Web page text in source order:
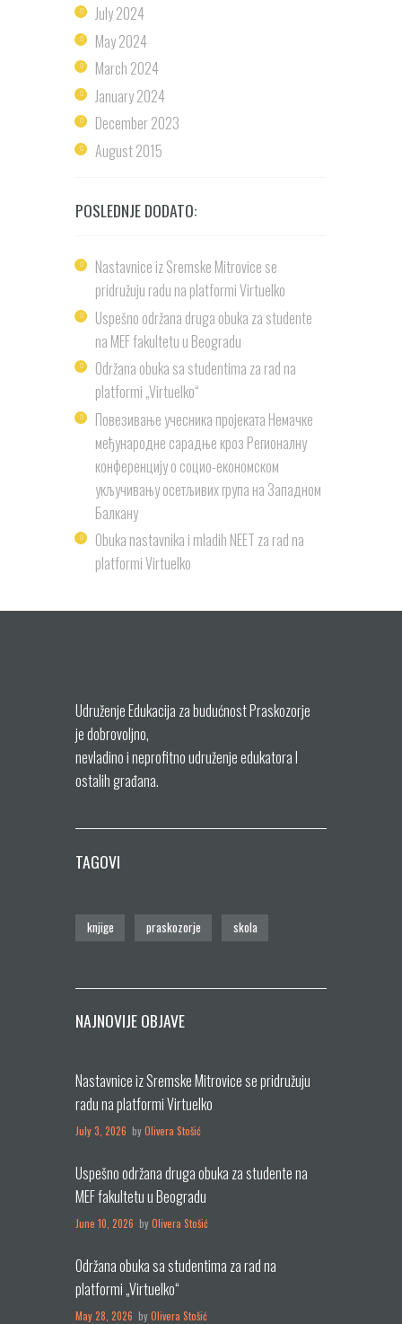
July2024
May2024
March 2024
January2024
December2023
August2015
POSLEDNJE DODATO:
Nastavnice iz Sremske Mitrovice se
pridružuju radu na platformi Virtuelko
Uspešno održana druga obuka za studente
na MEF fakultetu u Beogradu
Održana obuka sa studentima za rad na
platformi „Virtuelko“
Повезивање учесника пројеката Немачке
међународне сарадње кроз Регионалну
конференцију о социо-економском
укључивању осетљивих група на Западном
Балкану
Obuka nastavnika i mladih NEET za rad na
platformi Virtuelko
Udruženje Edukacija za budućnost Praskozorje
je dobrovoljno,
nevladino i neprofitno udruženje edukatora I
ostalih građana.
TAGOVI
knjige praskozorje skola
NAJNOVIJE OBJAVE
Nastavnice iz Sremske Mitrovice se pridružuju
radu na platformi Virtuelko
July 3, 2026 byOlivera Stošić
Uspešno održana druga obuka za studente na
MEF fakultetu u Beogradu
June 10, 2026 byOlivera Stošić
Održana obuka sa studentima za rad na
platformi „Virtuelko“
May 28, 2026 byOlivera Stošić